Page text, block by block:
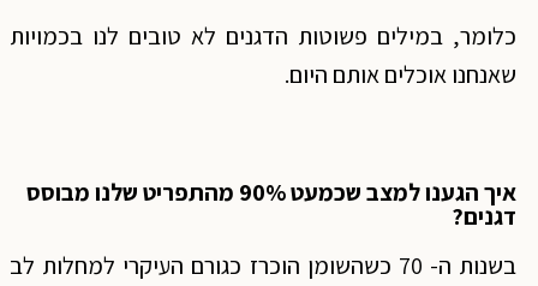
כלומר, במילים פשוטות הדגנים לא טובים לנו בכמויות
שאנחנו אוכלים אותם היום.
איך הגענו למצב שכמעט 90% מהתפריט שלנו מבוסס
דגנים?
בשנות ה- 70 כשהשומן הוכרז כגורם העיקרי למחלות לב